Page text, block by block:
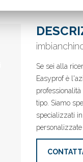
Se sei alla
Easyprof è
tipo. Siamo
specializzati